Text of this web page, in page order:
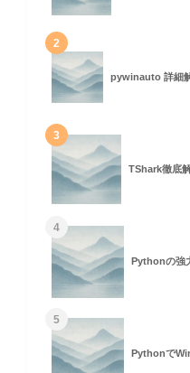
2
pywinauto 詳細
3
TShark徹底
4
Pythonの強
5
Pythonで